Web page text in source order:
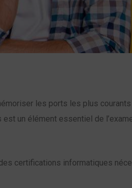
les ports les plus
un élément essentiel de
certifications informatiques